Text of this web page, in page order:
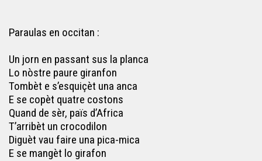
Paraulas en occitan :
Un jorn en passant sus la planca
Lo nòstre paure giranfon
Tombèt e s’esquiçèt una anca
E se copèt quatre costons
Quand de sèr, païs d’Africa
T’arribèt un crocodilon
Diguèt vau faire una pica-mica
E se mangèt lo girafon